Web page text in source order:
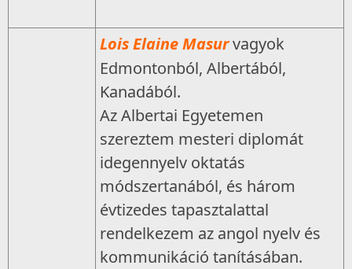
Lois Elaine Masurvagyok
Edmontonból, Albertából,
Kanadából.
Az Albertai Egyetemen
szereztem mesteri diplomát
idegennyelv oktatás
módszertanából, és három
évtizedes tapasztalattal
rendelkezem az angol nyelv és
kommunikáció tanításában.